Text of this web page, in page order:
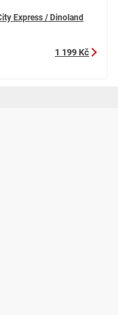
Express / Dinoland
1 199 Kč